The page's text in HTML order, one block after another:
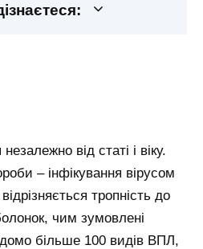
від статі і віку.
– інфікування вірусом
тропність до
чим зумовлені
більше 100 видів ВПЛ,